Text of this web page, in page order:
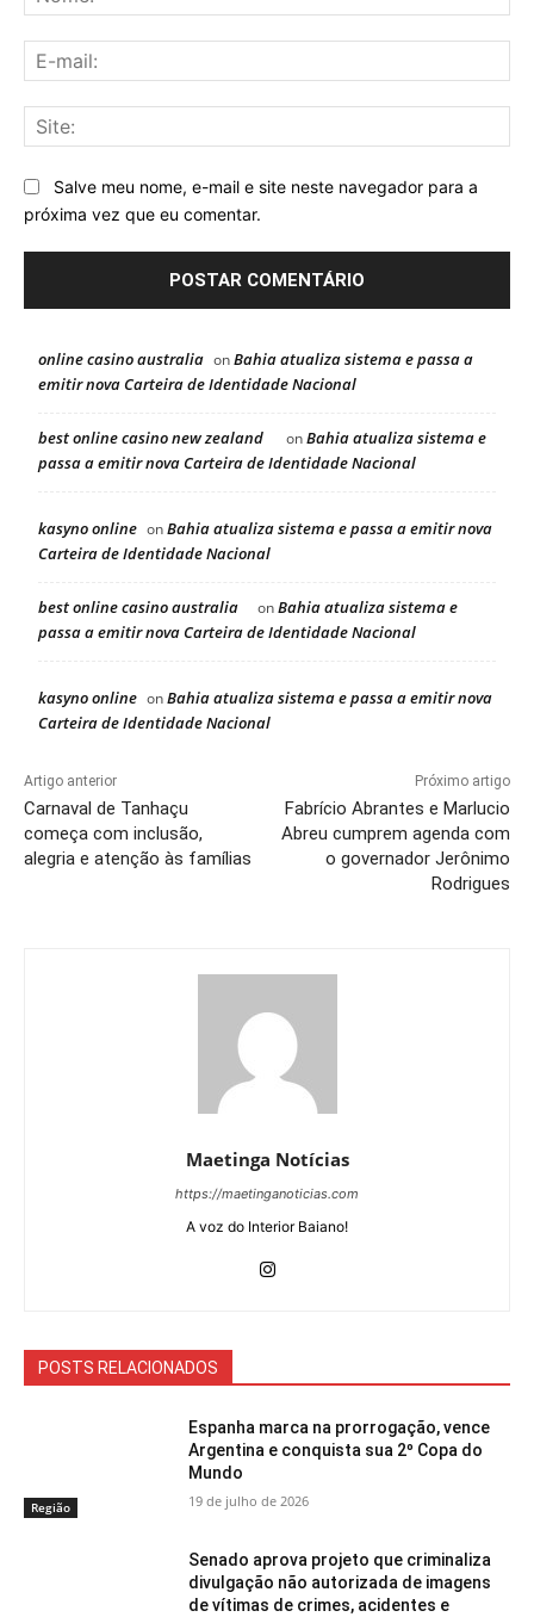
Salve meu nome, e-mail e site neste navegador para a
próxima vez que eu comentar.
online casino australia onBahia atualiza sistema e passa a
emitir nova Carteira de Identidade Nacional
best online casino new zealand onBahia atualiza sistema e
passa a emitir nova Carteira de Identidade Nacional
kasyno online onBahia atualiza sistema e passa a emitir nova
Carteira de Identidade Nacional
best online casino australia onBahia atualiza sistema e
passa a emitir nova Carteira de Identidade Nacional
kasyno online onBahia atualiza sistema e passa a emitir nova
Carteira de Identidade Nacional
Artigo anterior
Carnaval de Tanhaçu
começa com inclusão,
alegria e atenção às famílias
Próximo artigo
Fabrício Abrantes e Marlucio
Abreu cumprem agenda com
o governador Jerônimo
Rodrigues
Maetinga Notícias
https://maetinganoticias.com
A voz do Interior Baiano!
POSTS RELACIONADOS
Região
Espanha marca na prorrogação, vence
Argentina e conquista sua 2º Copa do
Mundo
19 de julho de 2026
Senado aprova projeto que criminaliza
divulgação não autorizada de imagens
de vítimas de crimes, acidentes e